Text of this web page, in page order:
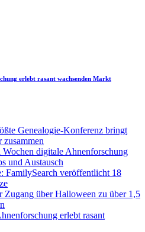
erlebt rasant wachsenden Markt
Genealogie-Konferenz bringt
digitale Ahnenforschung
und Austausch
FamilySearch veröffentlicht 18
Zugang über Halloween zu über 1,5
erlebt rasant